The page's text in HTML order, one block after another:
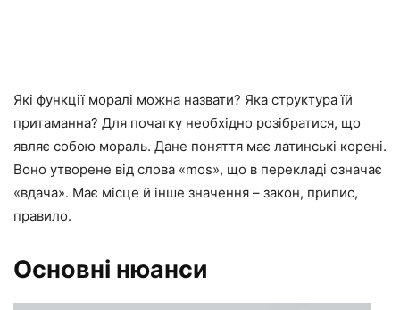
Які функції моралі можна назвати? Яка структура їй
притаманна? Для початку необхідно розібратися, що
являє собою мораль. Дане поняття має латинські корені.
Воно утворене від слова «mos», що в перекладі означає
«вдача». Має місце й інше значення – закон, припис,
правило.
Основні нюанси